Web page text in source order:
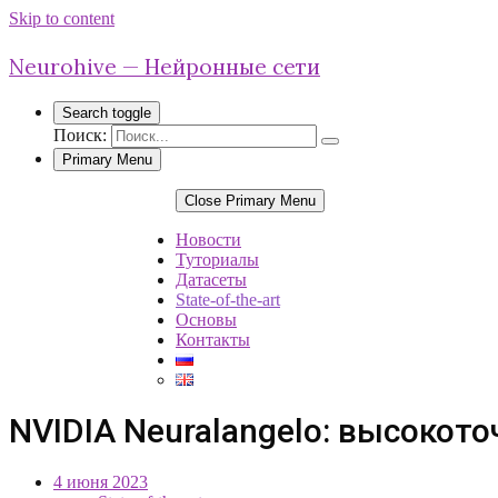
Skip to content
Neurohive — Нейронные сети
Search toggle
Поиск:
Primary Menu
Close Primary Menu
Новости
Туториалы
Датасеты
State-of-the-art
Основы
Контакты
NVIDIA Neuralangelo:
4 июня 2023